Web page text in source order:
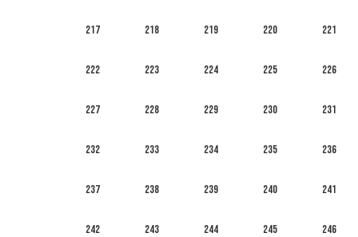
217 218 219 220 221
222 223 224 225 226
227 228 229 230 231
232 233 234 235 236
237 238 239 240 241
242 243 244 245 246